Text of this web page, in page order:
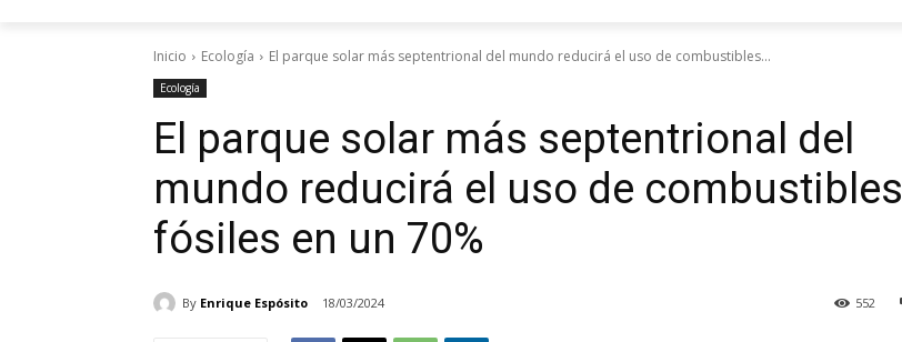
Inicio Ecología El parque solar más septentrional del mundo reducirá el uso de combustibles...
Ecología
El parque solar más septentrional del
mundo reducirá el uso de combustibles
fósiles en un 70%
By Enrique Espósito 18/03/2024 552